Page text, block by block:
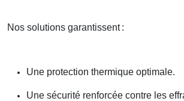
Nos solutions garantissent :
Une protection thermique optimale.
Une sécurité renforcée contre les